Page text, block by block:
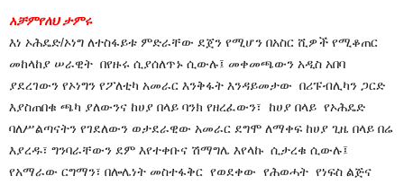
አቻምየለህ ታምሩ
እነ ኦሕዴድ/ኦነግ ለተስፋይቱ ምድራቸው ደጀን የሚሆን በአስር ሺዎች የሚቆጠር
መከላከያ ሠራዊት በየዙሩ ሲያሰለጥኑ ሲውሉ፤ መቀመጫውን አዲስ አበባ
ያደረገውን የኦነግን የፖለቲካ አመራር እንቅፋት እንዳይመታው በሪፑብሊካን ጋርድ
እያስጠበቁ ጫካ ያለውንና ከሀያ በላይ ባንክ የዘረፈውን፣ ከሀያ በላይ የኦሕዴድ
ባለሥልጣናትን የገደለውን ወታደራዊው አመራር ደግሞ ለማቀፍ ከሀያ ጊዜ በላይ በሬ
እያረዱ፣ ግንባራቸውን ደም እየተቀቡና ሽማግሌ እየላኩ ሲታረቁ ሲውሉ፤
የአማራው ርግማን፣ በሎሌነት መስተፋቅር የወደቀው የሕወሓት የነፍስ ልጅና